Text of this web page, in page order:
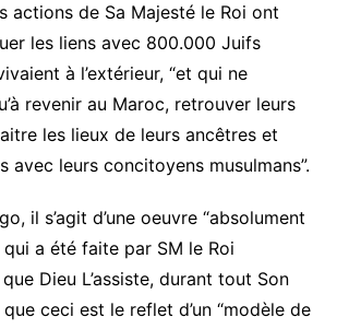
actions de Sa Majesté le Roi ont
les liens avec 800.000 Juifs
à l’extérieur, “et qui ne
revenir au Maroc, retrouver leurs
les lieux de leurs ancêtres et
avec leurs concitoyens musulmans”.
il s’agit d’une oeuvre “absolument
qui a été faite par SM le Roi
Dieu L’assiste, durant tout Son
ceci est le reflet d’un “modèle de